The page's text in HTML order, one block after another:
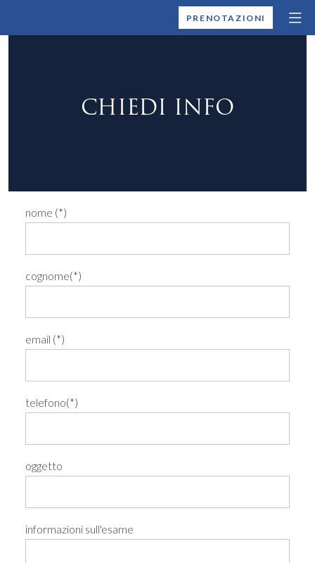
MONTALLEGROPRENOTAZIONI
CHIEDI INFO
nome (*)
cognome(*)
email (*)
telefono(*)
oggetto
informazioni sull'esame